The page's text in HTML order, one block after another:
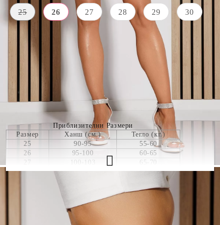
Приблизителни Размери
Размер
Ханш (см.)
Тегло (кг.)
25
90-95
55-60
26
95-100
60-65
27
100-103
65-70
28
103-105
70-73
75-78
Моделът е 170 см/ 60 кг и позира в размер 26
25 26 27 28 29 30
СЪСТАВ
ВЪНШЕН
2% еластан
ДО ГЛЕЗЕНА)
34 CM
👠 Пробвай виртуално — виж как ти стои!